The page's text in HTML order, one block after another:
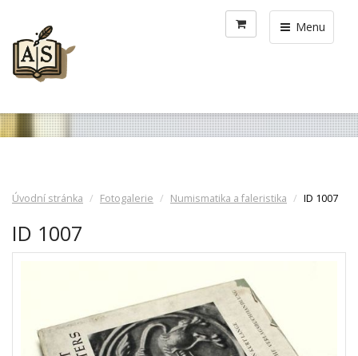
Menu
Úvodní stránka Fotogalerie Numismatika a faleristika ID 1007
ID 1007